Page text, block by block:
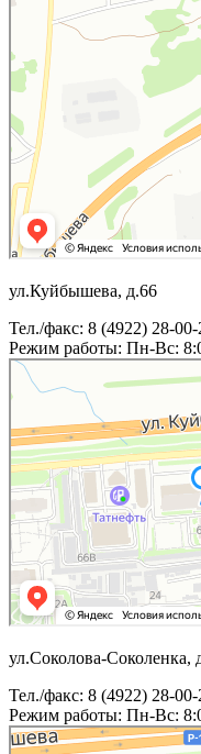
ул.Куйбышева, д.66
Тел./факс: 8 (4922) 28-
Режим работы: Пн-Вс:
ул.Соколова-Соколенка,
Тел./факс: 8 (4922) 28-
Режим работы: Пн-Вс: